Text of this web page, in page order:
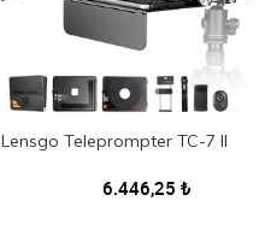
Lensgo Teleprompter TC-7 II
6.446,25 ₺